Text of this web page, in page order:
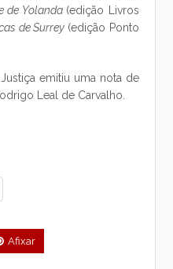
de Yolanda (edição Livros
de Surrey (edição Ponto
emitiu uma nota de
Leal de Carvalho.
Afixar